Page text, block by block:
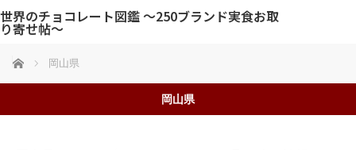
世界のチョコレート図鑑 〜250ブランド実食お取
り寄せ帖〜
ホーム 岡山県
岡山県